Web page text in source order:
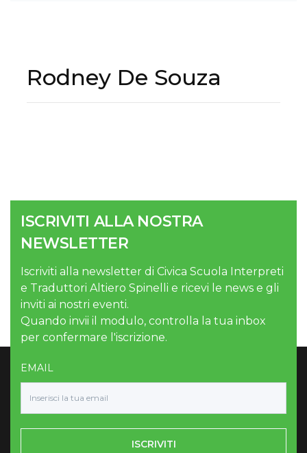
Rodney De Souza
ISCRIVITI ALLA NOSTRA
NEWSLETTER
Iscriviti alla newsletter di Civica Scuola Interpreti
e Traduttori Altiero Spinelli e ricevi le news e gli
inviti ai nostri eventi.
Quando invii il modulo, controlla la tua inbox
per confermare l'iscrizione.
EMAIL
ISCRIVITI